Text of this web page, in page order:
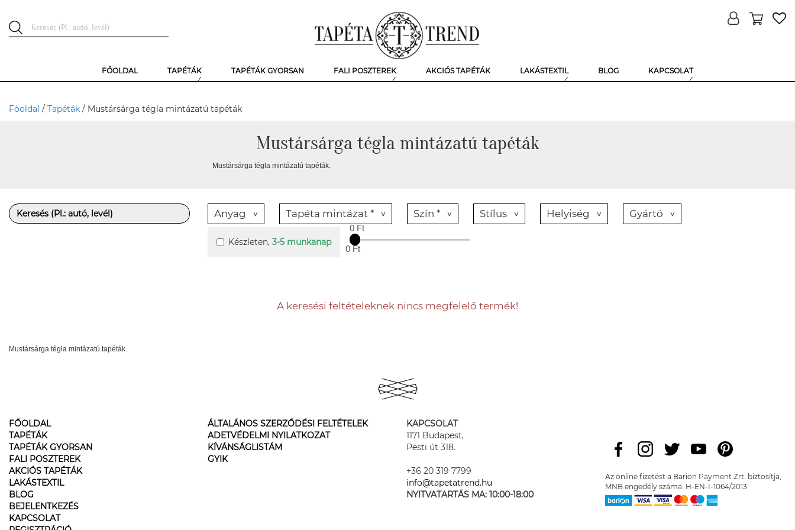
FŐOLDAL TAPÉTÁK TAPÉTÁK GYORSAN FALI POSZTEREK AKCIÓS TAPÉTÁK LAKÁSTEXTIL BLOG KAPCSOLAT
Főoldal / Tapéták / Mustársárga tégla mintázatú tapéták
Mustársárga tégla mintázatú tapéták
Mustársárga tégla mintázatú tapéták.
Anyag Tapéta mintázat * Szín * Stílus Helyiség Gyártó
Készleten, 3-5 munkanap
0 Ft
0 Ft
A keresési feltételeknek nincs megfelelő termék!
Mustársárga tégla mintázatú tapéták.
FŐOLDAL
TAPÉTÁK
TAPÉTÁK GYORSAN
FALI POSZTEREK
AKCIÓS TAPÉTÁK
LAKÁSTEXTIL
BLOG
BEJELENTKEZÉS
KAPCSOLAT
ÁLTALÁNOS SZERZŐDÉSI FELTÉTELEK
ADETVÉDELMI NYILATKOZAT
KÍVÁNSÁGLISTÁM
GYIK
KAPCSOLAT
1171 Budapest,
Pesti út 318.
+36 20 319 7799
info@tapetatrend.hu
NYITVATARTÁS MA: 10:00-18:00
Az online fizetést a Barion Payment Zrt. biztosítja,
MNB engedély száma: H-EN-I-1064/2013